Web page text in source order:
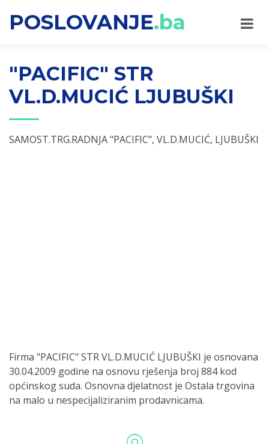
POSLOVANJE.ba
"PACIFIC" STR
VL.D.MUCIĆ LJUBUŠKI
SAMOST.TRG.RADNJA "PACIFIC", VL.D.MUCIĆ, LJUBUŠKI
Firma "PACIFIC" STR VL.D.MUCIĆ LJUBUŠKI je osnovana
30.04.2009 godine na osnovu rješenja broj 884 kod
općinskog suda. Osnovna djelatnost je Ostala trgovina
na malo u nespecijaliziranim prodavnicama.